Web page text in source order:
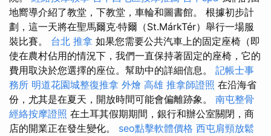
地嚮導介紹了教堂，下教堂，車輪和圖書館。 根據初步計
劃，這一天將在聖馬爾克·特爾（St.MárkTér）舉行一場服
裝比賽。 台北 推拿 如果您需要公共汽車上的固定座椅（即
使在農村佔用的情況下，我們一直保持著固定的座椅，它的
費用取決於您選擇的座位。幫助中的詳細信息。 記帳士事
務所 明道花園城整復推拿 外燴 高雄 推拿師證照 在沿海省
份，尤其是在夏天，開放時間可能會偏離跡象。 南屯整骨
經絡按摩證照 在土耳其假期期間，銀行和辦公室關閉，商
店的開業正在發生變化。 seo點擊軟體價格 西屯肩頸放鬆